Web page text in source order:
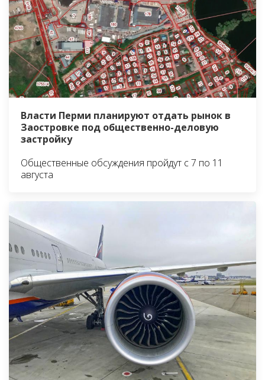
Власти Перми планируют отдать рынок в
Заостровке под общественно-деловую
застройку
Общественные обсуждения пройдут с 7 по 11
августа